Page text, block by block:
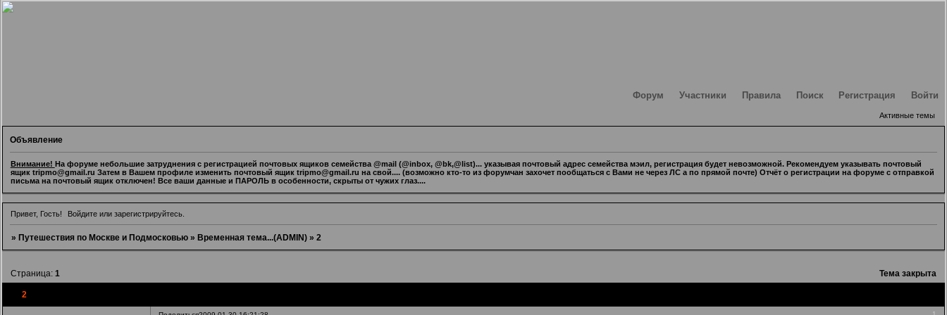
Форум Участники Правила Поиск Регистрация Войти
Активные темы
Объявление
Внимание! На форуме небольшие затруднения с регистрацией почтовых ящиков семейства @mail (@inbox, @bk,@list)... указывая почтовый адрес семейства мэил, регистрация будет невозможной. Рекомендуем указывать почтовый
ящик tripmo@gmail.ru Затем в Вашем профиле изменить почтовый ящик tripmo@gmail.ru на свой.... (возможно кто-то из форумчан захочет пообщаться с Вами не через ЛС а по прямой почте) Отчёт о регистрации на форуме с отправкой
письма на почтовый ящик отключен! Все ваши данные и ПАРОЛЬ в особенности, скрыты от чужих глаз....
Привет, Гость! Войдите илизарегистрируйтесь
» Путешествия по Москве и Подмосковью » Временная тема...(ADMIN) » 2
2
Страница: 1 Тема закрыта